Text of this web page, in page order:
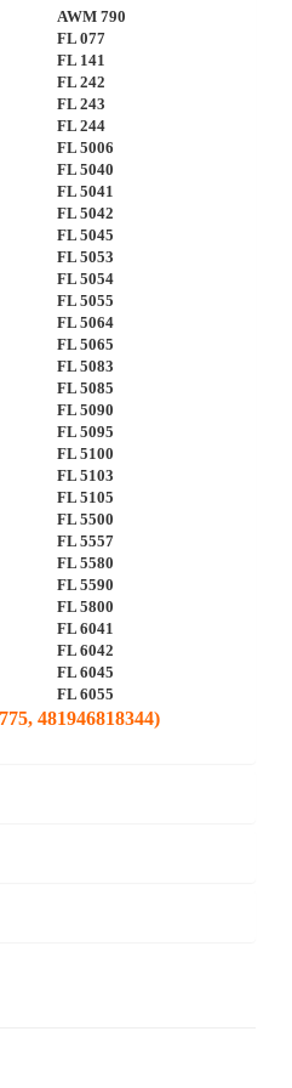
AWM 790
FL 077
FL 141
FL 242
FL 243
FL 244
FL 5006
FL 5040
FL 5041
FL 5042
FL 5045
FL 5053
FL 5054
FL 5055
FL 5064
FL 5065
FL 5083
FL 5085
FL 5090
FL 5095
FL 5100
FL 5103
FL 5105
FL 5500
FL 5557
FL 5580
FL 5590
FL 5800
FL 6041
FL 6042
FL 6045
FL 6055
481946818344)